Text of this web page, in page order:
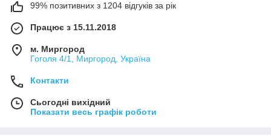
99% позитивних з 1204 відгуків за рік
Працює з 15.11.2018
м. Миргород
Гоголя 4/1, Миргород, Україна
Контакти
Сьогодні вихідний
Показати весь графік роботи